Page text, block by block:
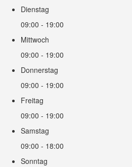
Dienstag
09:00 - 19:00
Mittwoch
09:00 - 19:00
Donnerstag
09:00 - 19:00
Freitag
09:00 - 19:00
Samstag
09:00 - 18:00
Sonntag